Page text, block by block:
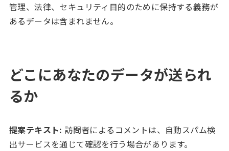
管理、法律、セキュリティ目的のために保持する義務が
あるデータは含まれません。
どこにあなたのデータが送られ
るか
提案テキスト: 訪問者によるコメントは、自動スパム検
出サービスを通じて確認を行う場合があります。